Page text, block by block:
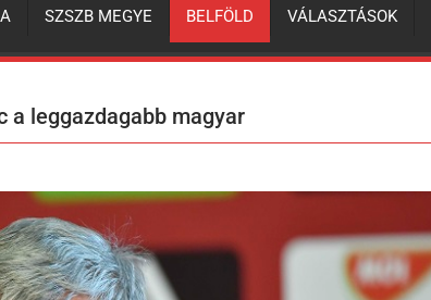
SZSZB MEGYE BELFÖLD VÁLASZTÁSOK
a leggazdagabb magyar